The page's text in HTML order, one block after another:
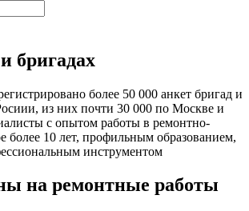
бригадах
более 50 000 анкет бригад и
из них почти 30 000 по Москве и
с опытом работы в ремонтно-
более 10 лет, профильным образованием,
инструментом
на ремонтные работы